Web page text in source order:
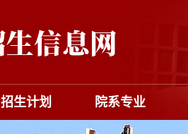
招生计划 院系专业